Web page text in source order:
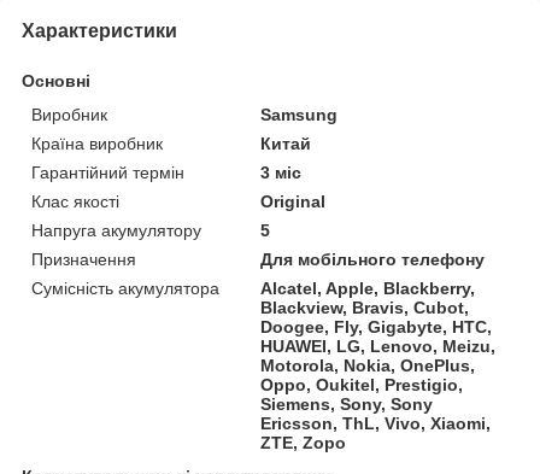
Характеристики
Основні
Виробник
Samsung
Країна виробник
Китай
Гарантійний термін
3 міс
Клас якості
Original
Напруга акумулятору
5
Призначення
Для мобільного телефону
Сумісність акумулятора
Alcatel, Apple, Blackberry,
Blackview, Bravis, Cubot,
Doogee, Fly, Gigabyte, HTC,
HUAWEI, LG, Lenovo, Meizu,
Motorola, Nokia, OnePlus,
Oppo, Oukitel, Prestigio,
Siemens, Sony, Sony
Ericsson, ThL, Vivo, Xiaomi,
ZTE, Zopo